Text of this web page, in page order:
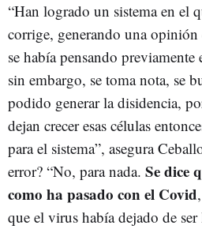
“Han logrado un sistema en el
corrige, generando una
se había pensando previamente
sin embargo, se toma nota, se
podido generar la disidencia,
dejan crecer esas células
para el sistema”, asegura
error? “No, para nada. Se dice
como ha pasado con el Covid
que el virus había dejado de